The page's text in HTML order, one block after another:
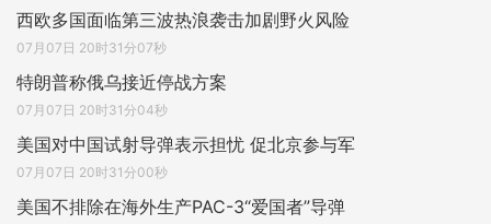
西欧多国面临第三波热浪袭击加剧野火风险
07月07日 20时31分07秒
特朗普称俄乌接近停战方案
07月07日 20时31分04秒
美国对中国试射导弹表示担忧 促北京参与军
07月07日 20时31分00秒
美国不排除在海外生产PAC-3“爱国者”导弹